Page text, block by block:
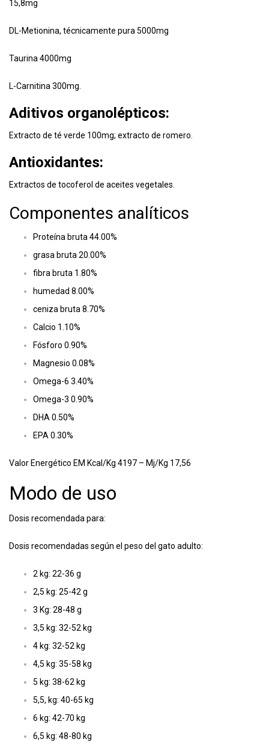
15,8mg
DL-Metionina, técnicamente pura 5000mg
Taurina 4000mg
L-Carnitina 300mg.
Aditivos organolépticos:
Extracto de té verde 100mg; extracto de romero.
Antioxidantes:
Extractos de tocoferol de aceites vegetales.
Componentes analíticos
Proteína bruta 44.00%
grasa bruta 20.00%
fibra bruta 1.80%
humedad 8.00%
ceniza bruta 8.70%
Calcio 1.10%
Fósforo 0.90%
Magnesio 0.08%
Omega-6 3.40%
Omega-3 0.90%
DHA 0.50%
EPA 0.30%
Valor Energético EM Kcal/Kg 4197 – Mj/Kg 17,56
Modo de uso
Dosis recomendada para:
Dosis recomendadas según el peso del gato adulto:
2 kg: 22-36 g
2,5 kg: 25-42 g
3 Kg: 28-48 g
3,5 kg: 32-52 kg
4 kg: 32-52 kg
4,5 kg: 35-58 kg
5 kg: 38-62 kg
5,5, kg: 40-65 kg
6 kg: 42-70 kg
6,5 kg: 48-80 kg